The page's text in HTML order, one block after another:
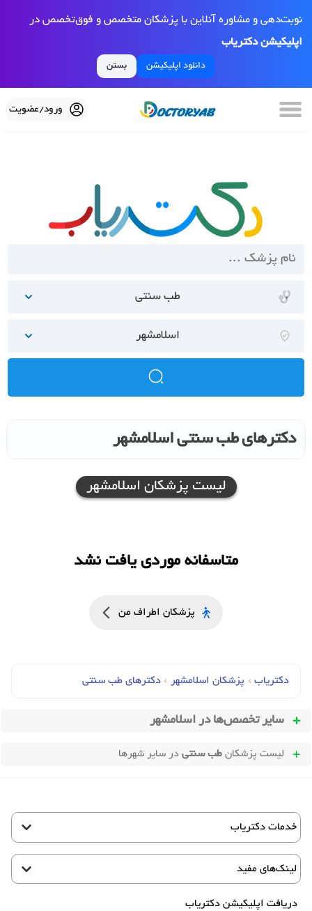
نوبت‌دهی و مشاوره آنلاین با پزشکان متخصص و فوق‌تخصص در
اپلیکیشن دکتریاب
دانلود اپلیکیشن بستن
ورود/عضویت
طب سنتی
اسلامشهر
دکترهای طب سنتی اسلامشهر
لیست پزشکان اسلامشهر
متاسفانه موردی یافت نشد
پزشکان اطراف من
دکتریاب › پزشکان اسلامشهر › دکترهای طب سنتي
سایر تخصص‌ها در اسلامشهر
لیست پزشکان طب سنتی در سایر شهرها
خدمات دکتریاب
لینک‌های مفید
دریافت اپلیکیشن دکتریاب